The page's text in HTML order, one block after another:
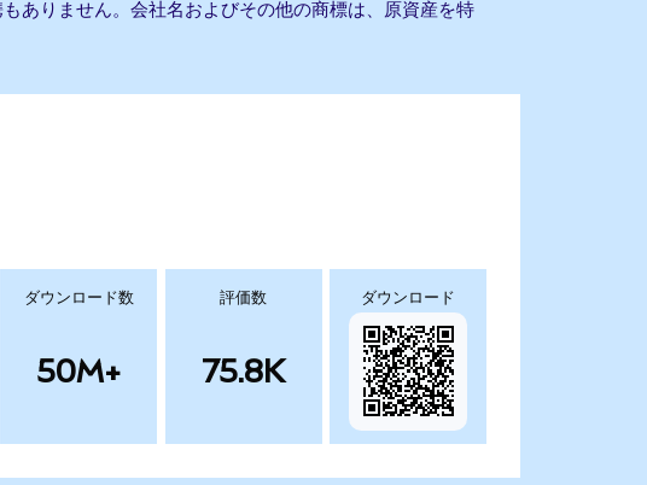
ありません。会社名およびその他の商標は、原資産を特
ダウンロード数
50M+
評価数
75.8K
ダウンロード